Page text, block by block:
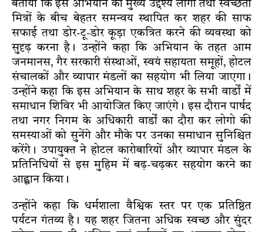
बताया कि इस अभियान का मुख्य उद्देश्य लोगों तथा स्वच्छता
मित्रों के बीच बेहतर समन्वय स्थापित कर शहर की साफ
सफाई तथा डोर-टू-डोर कूड़ा एकत्रित करने की व्यवस्था को
सुदृढ़ करना है। उन्होंने कहा कि अभियान के तहत आम
जनमानस, गैर सरकारी संस्थाओं, स्वयं सहायता समूहों, होटल
संचालकों और व्यापार मंडलों का सहयोग भी लिया जाएगा।
उन्होंने कहा कि इस अभियान के साथ शहर के सभी वार्डों में
समाधान शिविर भी आयोजित किए जाएंगे। इस दौरान पार्षद
तथा नगर निगम के अधिकारी वार्डों का दौरा कर लोगो की
समस्याओं को सुनेंगे और मौके पर उनका समाधान सुनिश्चित
करेंगे। उपायुक्त ने होटल कारोबारियों और व्यापार मंडल के
प्रतिनिधियों से इस मुहिम में बढ़-चढ़कर सहयोग करने का
आह्वान किया।
उन्होंने कहा कि धर्मशाला वैश्विक स्तर पर एक प्रतिष्ठित
पर्यटन गंतव्य है। यह शहर जितना अधिक स्वच्छ और सुंदर